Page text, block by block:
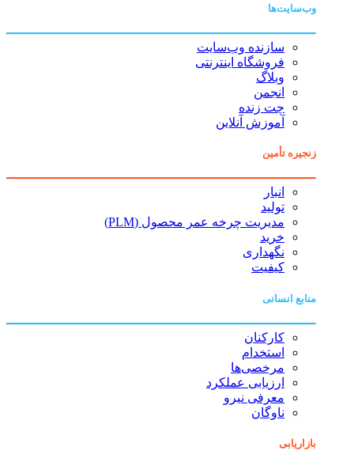
وب‌سایت‌ها
سازنده وب‌سایت
فروشگاه اینترنتی
وبلاگ
انجمن
چت زنده
آموزش آنلاین
زنجیره تأمین
انبار
تولید
مدیریت چرخه عمر محصول (PLM)
خرید
نگهداری
کیفیت
منابع انسانی
کارکنان
استخدام
مرخصی‌ها
ارزیابی عملکرد
معرفی نیرو
ناوگان
بازاریابی